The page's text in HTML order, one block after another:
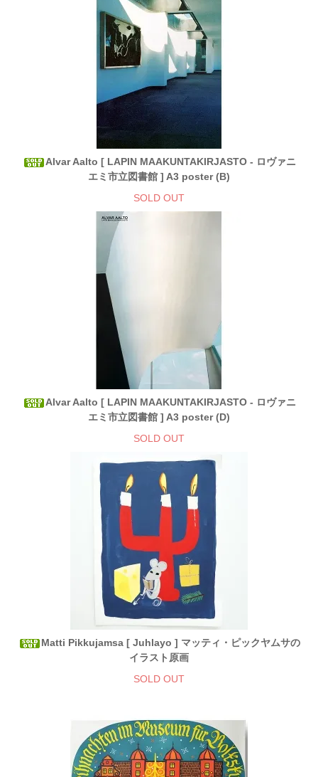
Alvar Aalto [ LAPIN MAAKUNTAKIRJASTO - ロヴァニ
エミ市立図書館 ] A3 poster (B)
SOLD OUT
Alvar Aalto [ LAPIN MAAKUNTAKIRJASTO - ロヴァニ
エミ市立図書館 ] A3 poster (D)
SOLD OUT
Matti Pikkujamsa [ Juhlayo ] マッティ・ピックヤムサの
イラスト原画
SOLD OUT